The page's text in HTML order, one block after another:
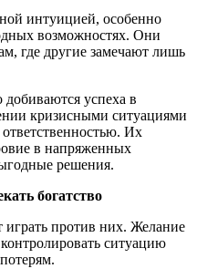
интуицией, особенно
возможностях. Они
где другие замечают лишь
добиваются успеха в
кризисными ситуациями
Их
в напряженных
решения.
богатство
играть против них. Желание
ситуацию